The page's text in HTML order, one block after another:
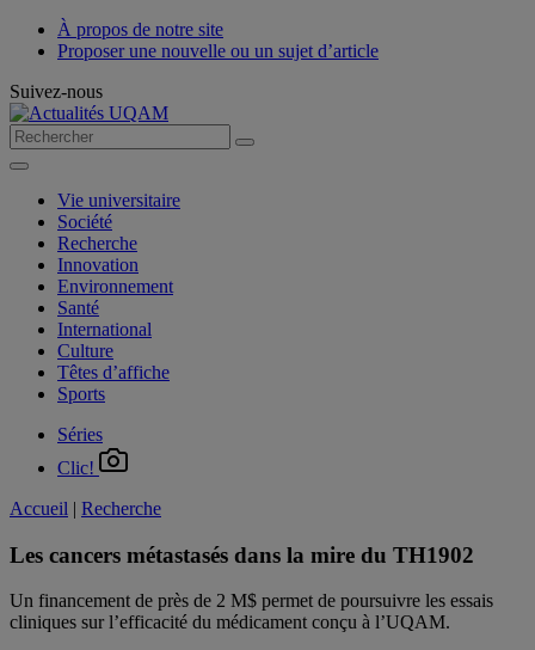
À propos de notre site
Proposer une nouvelle ou un sujet d’article
Suivez-nous
Vie universitaire
Société
Recherche
Innovation
Environnement
Santé
International
Culture
Têtes d’affiche
Sports
Séries
Clic!
Accueil | Recherche
Les cancers métastasés dans la mire du TH1902
Un financement de près de 2 M$ permet de poursuivre les essais
cliniques sur l’efficacité du médicament conçu à l’UQAM.